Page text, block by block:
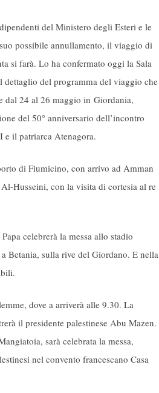
del Ministero degli Esteri e le
possibile annullamento, il viaggio di
si farà. Lo ha confermato oggi la Sala
dettaglio del programma del viaggio che
dal 24 al 26 maggio in Giordania,
del 50° anniversario dell’incontro
e il patriarca Atenagora.
di Fiumicino, con arrivo ad Amman
Husseini, con la visita di cortesia al re
celebrerà la messa allo stadio
Betania, sulla rive del Giordano. E nella
dove a arriverà alle 9.30. La
il presidente palestinese Abu Mazen.
sarà celebrata la messa,
nel convento francescano Casa